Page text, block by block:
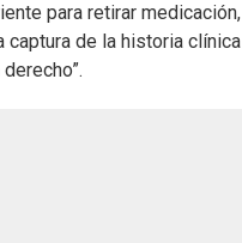
para retirar
captura de la historia